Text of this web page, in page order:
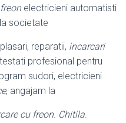
electricieni automatisti
societate
reparatii, incarcari
profesional pentru
sudori, electricieni
, angajam la
cu freon. Chitila.